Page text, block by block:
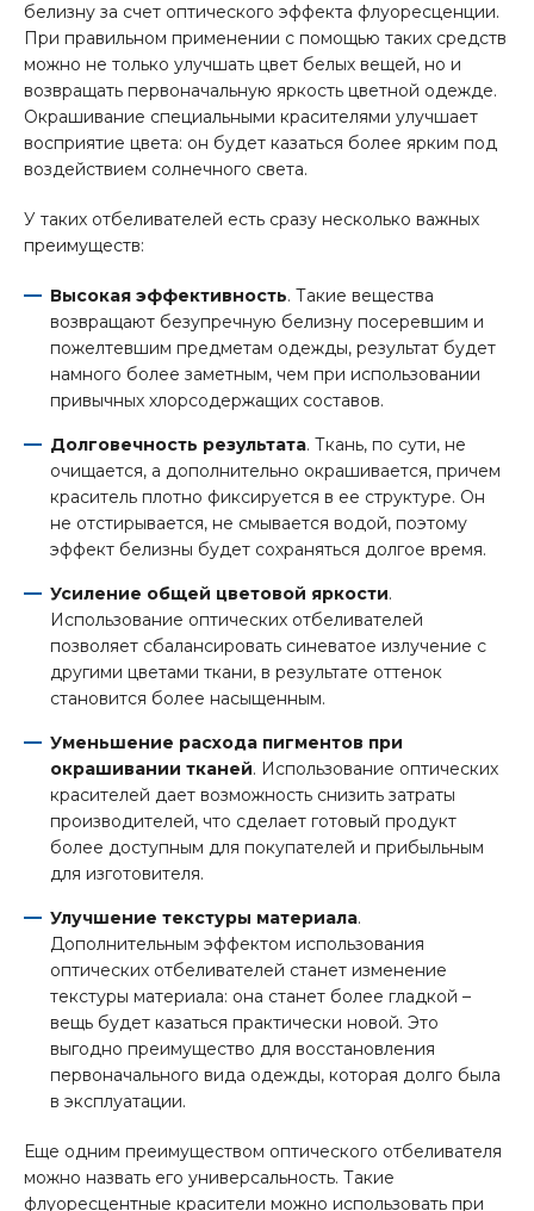
белизну за счет оптического эффекта флуоресценции.
При правильном применении с помощью таких средств
можно не только улучшать цвет белых вещей, но и
возвращать первоначальную яркость цветной одежде.
Окрашивание специальными красителями улучшает
восприятие цвета: он будет казаться более ярким под
воздействием солнечного света.
У таких отбеливателей есть сразу несколько важных
преимуществ:
Высокая эффективность. Такие вещества
возвращают безупречную белизну посеревшим и
пожелтевшим предметам одежды, результат будет
намного более заметным, чем при использовании
привычных хлорсодержащих составов.
Долговечность результата. Ткань, по сути, не
очищается, а дополнительно окрашивается, причем
краситель плотно фиксируется в ее структуре. Он
не отстирывается, не смывается водой, поэтому
эффект белизны будет сохраняться долгое время.
Усиление общей цветовой яркости.
Использование оптических отбеливателей
позволяет сбалансировать синеватое излучение с
другими цветами ткани, в результате оттенок
становится более насыщенным.
Уменьшение расхода пигментов при
окрашивании тканей. Использование оптических
красителей дает возможность снизить затраты
производителей, что сделает готовый продукт
более доступным для покупателей и прибыльным
для изготовителя.
Улучшение текстуры материала.
Дополнительным эффектом использования
оптических отбеливателей станет изменение
текстуры материала: она станет более гладкой –
вещь будет казаться практически новой. Это
выгодно преимущество для восстановления
первоначального вида одежды, которая долго была
в эксплуатации.
Еще одним преимуществом оптического отбеливателя
можно назвать его универсальность. Такие
флуоресцентные красители можно использовать при